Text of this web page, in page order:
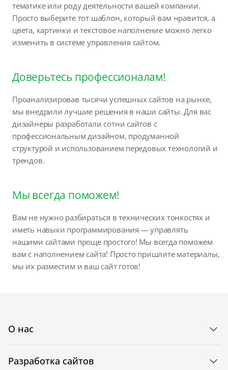
тематике или роду деятельности вашей компании.
Просто выберите тот шаблон, который вам нравится, а
цвета, картинки и текстовое наполнение можно легко
изменить в системе управления сайтом.
Доверьтесь профессионалам!
Проанализировав тысячи успешных сайтов на рынке,
мы внедрили лучшие решения в наши сайты. Для вас
дизайнеры разработали сотни сайтов с
профессиональным дизайном, продуманной
структурой и использованием передовых технологий и
трендов.
Мы всегда поможем!
Вам не нужно разбираться в технических тонкостях и
иметь навыки программирования — управлять
нашими сайтами проще простого! Мы всегда поможем
вам с наполнением сайта! Просто пришлите материалы,
мы их разместим и ваш сайт готов!
О нас
Разработка сайтов